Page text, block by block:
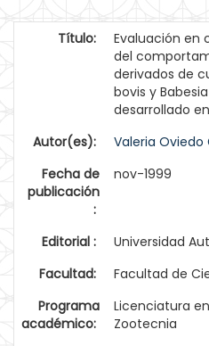
Título:
Evaluación en
del
derivados de
bovis y
desarrollado
Autor(es):
Valeria Oviedo
Fecha de
publicación
:
nov-1999
Editorial :
Universidad
Facultad:
Facultad de
Programa
académico:
Licenciatura
Zootecnia